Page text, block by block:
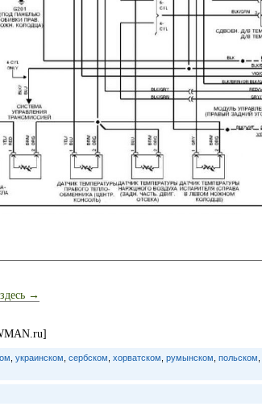
→
украинском сербском хорватском румынском польском